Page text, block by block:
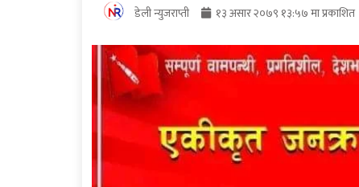
डेली न्युजराप्ती १३ असार २०७९ १३:५७ मा प्रकाशित